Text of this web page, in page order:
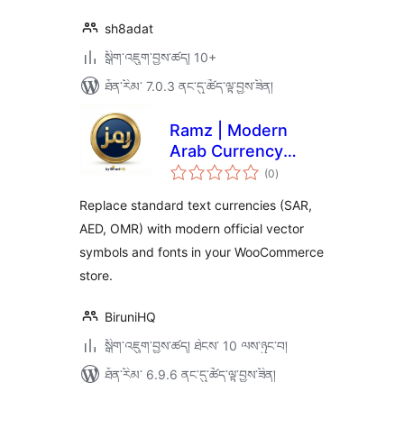
sh8adat
སྒྲིག་འཇུག་བྱས་ཚད། 10+
ཐོན་རིམ་ 7.0.3 ནང་དུ་ཚོད་ལྟ་བྱས་ཟིན།
Ramz | Modern
Arab Currency
Symbols
(0གདེང་
འཇོག་
ཚང་།
)
Replace standard text currencies (SAR,
AED, OMR) with modern official vector
symbols and fonts in your WooCommerce
store.
BiruniHQ
སྒྲིག་འཇུག་བྱས་ཚད། ཐེངས་ 10 ལས་ཉུང་བ།
ཐོན་རིམ་ 6.9.6 ནང་དུ་ཚོད་ལྟ་བྱས་ཟིན།